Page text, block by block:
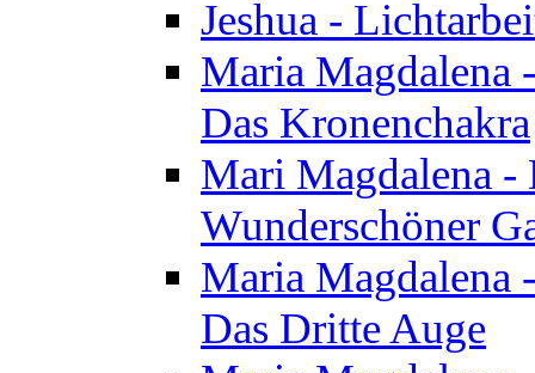
Jeshua -
Maria Magdalena
Das Kronenchakra
Mari Magdalena -
Wunderschöner
Maria Magdalena
Das Dritte Auge